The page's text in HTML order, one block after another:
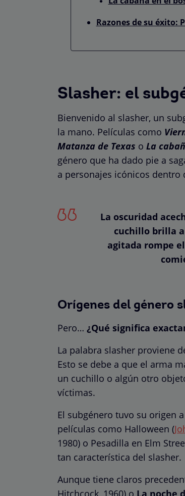
Razones de su éxito:
Slasher: el
Bienvenido al slasher, un
la mano. Películas como
Matanza de Texas o La
género que ha dado pie a
a personajes icónicos
La oscuridad
cuchillo brilla
agitada rompe
Orígenes del género
Pero… ¿Qué significa
La palabra slasher proviene
Esto se debe a que el arma
un cuchillo o algún otro
víctimas.
El subgénero tuvo su origen
películas como Halloween (
1980) o Pesadilla en Elm
tan característica del slasher.
Aunque tiene claros
Hitchcock, 1960) o La noche